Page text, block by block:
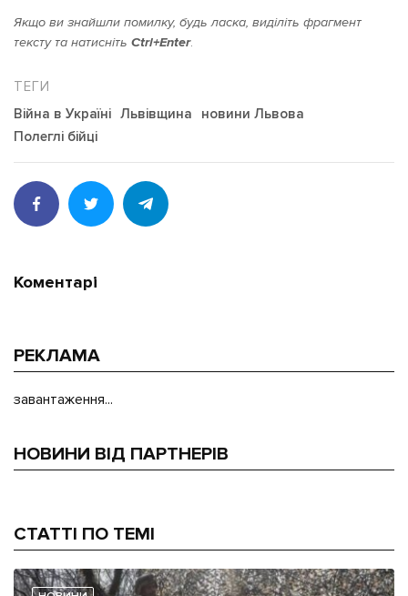
Якщо ви знайшли помилку, будь ласка, виділіть фрагмент
тексту та натисніть Ctrl+Enter.
Війна в Україні Львівщина
новини Львова
Полеглі бійці
Коментарі
РЕКЛАМА
завантаження...
НОВИНИ ВІД ПАРТНЕРІВ
СТАТТІ ПО ТЕМІ